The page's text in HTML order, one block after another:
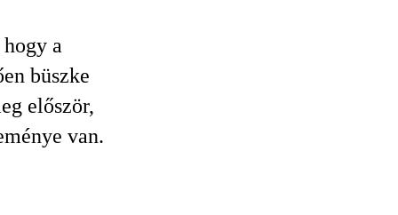
a
büszke
először,
van.